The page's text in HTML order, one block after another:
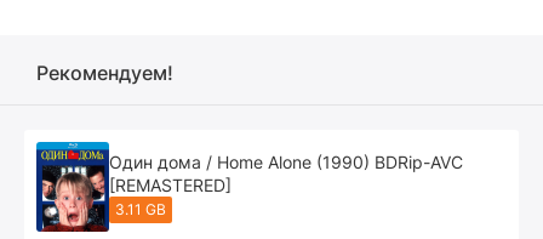
Рекомендуем!
Один дома / Home Alone (1990) BDRip-AVC
[REMASTERED]
3.11 GB